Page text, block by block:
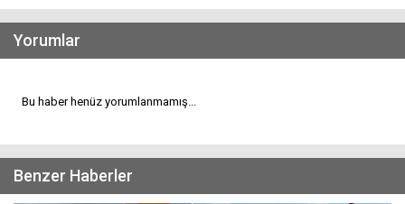
Yorumlar
Bu haber henüz yorumlanmamış...
Benzer Haberler